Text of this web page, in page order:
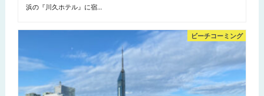
浜の『川久ホテル』に宿…
ビーチコーミング